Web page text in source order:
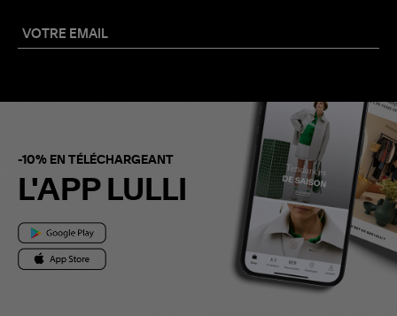
-10% EN TÉLÉCHARGEANT
L'APP LULLI